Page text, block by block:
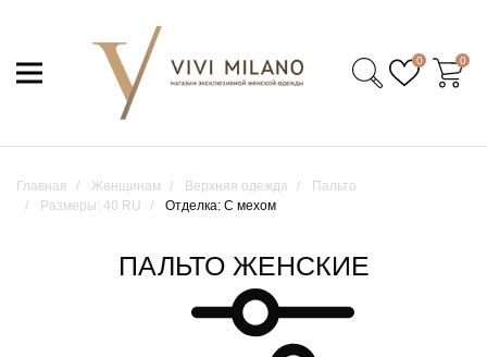
0 0
Главная Женщинам Верхняя одежда
Пальто
Размеры: 40 RU
Отделка: С мехом
ПАЛЬТО ЖЕНСКИЕ